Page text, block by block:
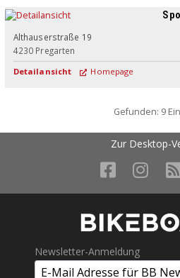
Althauserstraße 19
4230 Pregarten
Detailansicht Homepage
Gefunden: 9
Zur Desktop-
Newsletter-Anmeldung